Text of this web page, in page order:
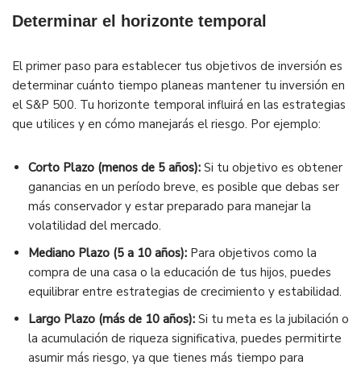
Determinar el horizonte temporal
El primer paso para establecer tus objetivos de inversión es
determinar cuánto tiempo planeas mantener tu inversión en
el S&P 500. Tu horizonte temporal influirá en las estrategias
que utilices y en cómo manejarás el riesgo. Por ejemplo:
Corto Plazo (menos de 5 años): Si tu objetivo es obtener
ganancias en un período breve, es posible que debas ser
más conservador y estar preparado para manejar la
volatilidad del mercado.
Mediano Plazo (5 a 10 años): Para objetivos como la
compra de una casa o la educación de tus hijos, puedes
equilibrar entre estrategias de crecimiento y estabilidad.
Largo Plazo (más de 10 años): Si tu meta es la jubilación o
la acumulación de riqueza significativa, puedes permitirte
asumir más riesgo, ya que tienes más tiempo para